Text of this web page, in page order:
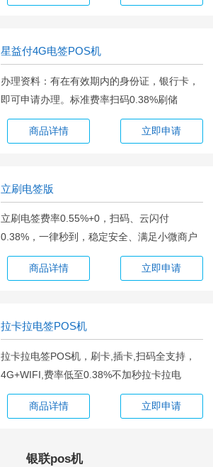
星益付4G电签POS机
办理资料：有在有效期内的身份证，银行卡，
即可申请办理。标准费率扫码0.38%刷储
立即申请
商品详情
立刷电签版
立刷电签费率0.55%+0，扫码、云闪付
0.38%，一律秒到，稳定安全、满足小微商户
需求
立即申请
商品详情
拉卡拉电签POS机
拉卡拉电签POS机，刷卡,插卡,扫码全支持，
4G+WIFI,费率低至0.38%不加秒拉卡拉电
立即申请
商品详情
银联pos机